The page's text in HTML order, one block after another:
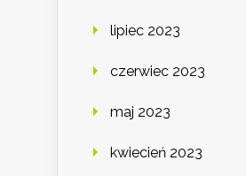
lipiec 2023
czerwiec 2023
maj 2023
kwiecień 2023